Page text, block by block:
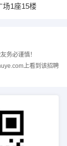
场1座15楼
务必谨慎！
上看到该招聘